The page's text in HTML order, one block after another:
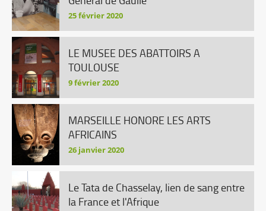
25 février 2020
LE MUSEE DES ABATTOIRS A
TOULOUSE
9 février 2020
MARSEILLE HONORE LES ARTS
AFRICAINS
26 janvier 2020
Le Tata de Chasselay, lien de sang entre
la France et l'Afrique